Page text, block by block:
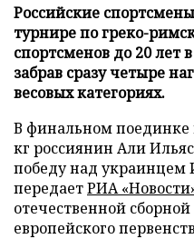
Российские
турнире по греко-
спортсменов до 20 лет
забрав сразу четыре
весовых категориях.
В финальном поединке
кг россиянин Али
победу над украинцем
передаетРИА
отечественной
европейского